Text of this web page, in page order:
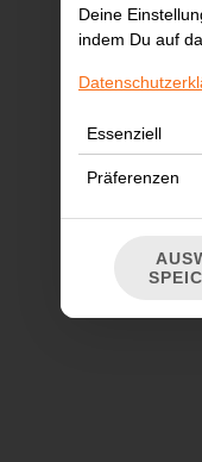
*
Deine
indem Du auf
Essenziell
Präferenzen